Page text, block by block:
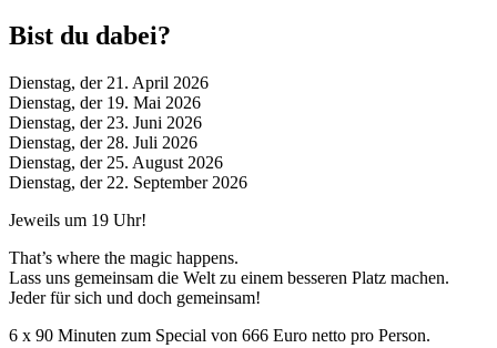
Bist du dabei?
Dienstag, der 21. April 2026
Dienstag, der 19. Mai 2026
Dienstag, der 23. Juni 2026
Dienstag, der 28. Juli 2026
Dienstag, der 25. August 2026
Dienstag, der 22. September 2026
Jeweils um 19 Uhr!
That’s where the magic happens.
Lass uns gemeinsam die Welt zu einem besseren Platz machen.
Jeder für sich und doch gemeinsam!
6 x 90 Minuten zum Special von 666 Euro netto pro Person.